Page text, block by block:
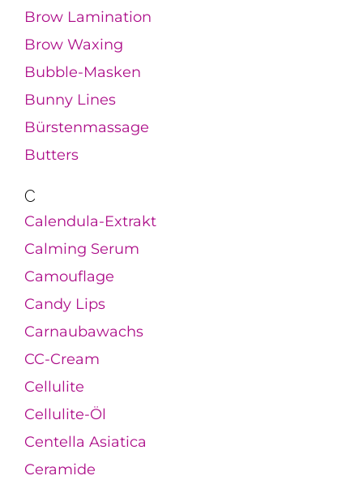
Brow Lamination
Brow Waxing
Bubble-Masken
Bunny Lines
Bürstenmassage
Butters
C
Calendula-Extrakt
Calming Serum
Camouflage
Candy Lips
Carnaubawachs
CC-Cream
Cellulite
Cellulite-Öl
Centella Asiatica
Ceramide